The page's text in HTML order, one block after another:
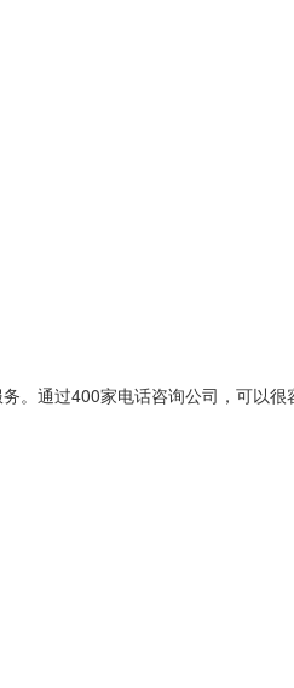
。通过400家电话咨询公司，可以很